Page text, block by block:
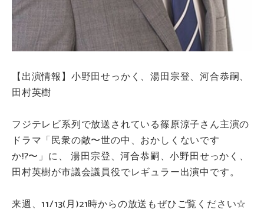
【出演情報】小野田せっかく、湯田宗登、河合恭嗣、
田村英樹
フジテレビ系列で放送されている篠原涼子さん主演の
ドラマ「民衆の敵〜世の中、おかしくないです
か!?〜」に、 湯田宗登、河合恭嗣、小野田せっかく、
田村英樹が市議会議員役でレギュラー出演中です。
来週、11/13(月)21時からの放送もぜひご覧ください☆